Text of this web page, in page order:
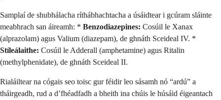
Samplaí de shubhálacha ríthábhachtacha a úsáidtear i gcúram sláinte
meabhrach san áireamh: * Benzodiazepines: Cosúil le Xanax
(alprazolam) agus Valium (diazepam), de ghnáth Sceideal IV. *
Stíleálaithe: Cosúil le Adderall (amphetamine) agus Ritalin
(methylphenidate), de ghnáth Sceideal II.
Rialáiltear na cógais seo toisc gur féidir leo sásamh nó “ardú” a
tháirgeadh, rud a d’fhéadfadh a bheith ina chúis le húsáid éigeantach